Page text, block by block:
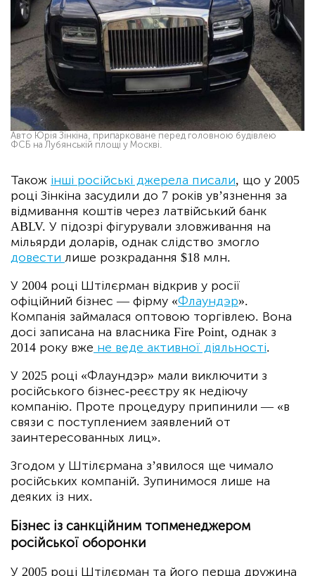
Авто Юрія Зінкіна, припарковане перед головною будівлею
ФСБ на Лубянській площі у Москві.
Також інші російські джерела писали, що у 2005
році Зінкіна засудили до 7 років ув’язнення за
відмивання коштів через латвійський банк
ABLV. У підозрі фігурували зловживання на
мільярди доларів, однак слідство змогло
довести лише розкрадання $18 млн.
У 2004 році Штілєрман відкрив у росії
офіційний бізнес — фірму «Флаундэр».
Компанія займалася оптовою торгівлею. Вона
досі записана на власника Fire Point, однак з
2014 року вже не веде активної діяльності.
У 2025 році «Флаундэр» мали виключити з
російського бізнес-реєстру як недіючу
компанію. Проте процедуру припинили — «в
связи с поступлением заявлений от
заинтересованных лиц».
Згодом у Штілєрмана з’явилося ще чимало
російських компаній. Зупинимося лише на
деяких із них.
Бізнес із санкційним топменеджером
російської оборонки
У 2005 році Штілєрман та його перша дружина